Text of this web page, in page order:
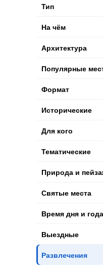
Тип
На чём
Архитектура
Популярные
Формат
Исторические
Для кого
Тематические
Природа и
Святые места
Время дня и года
Выездные
Развлечения